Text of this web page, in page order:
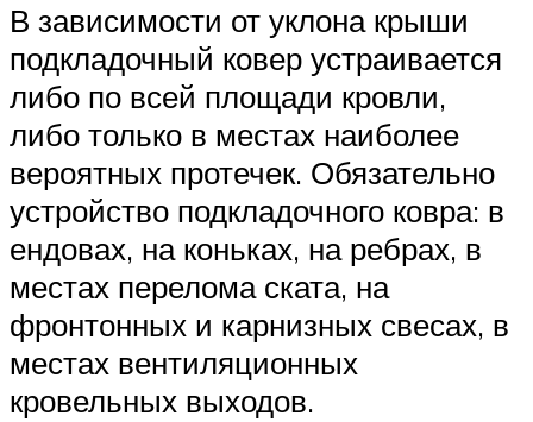
В зависимости от уклона крыши
подкладочный ковер устраивается
либо по всей площади кровли,
либо только в местах наиболее
вероятных протечек. Обязательно
устройство подкладочного ковра: в
ендовах, на коньках, на ребрах, в
местах перелома ската, на
фронтонных и карнизных свесах, в
местах вентиляционных
кровельных выходов.